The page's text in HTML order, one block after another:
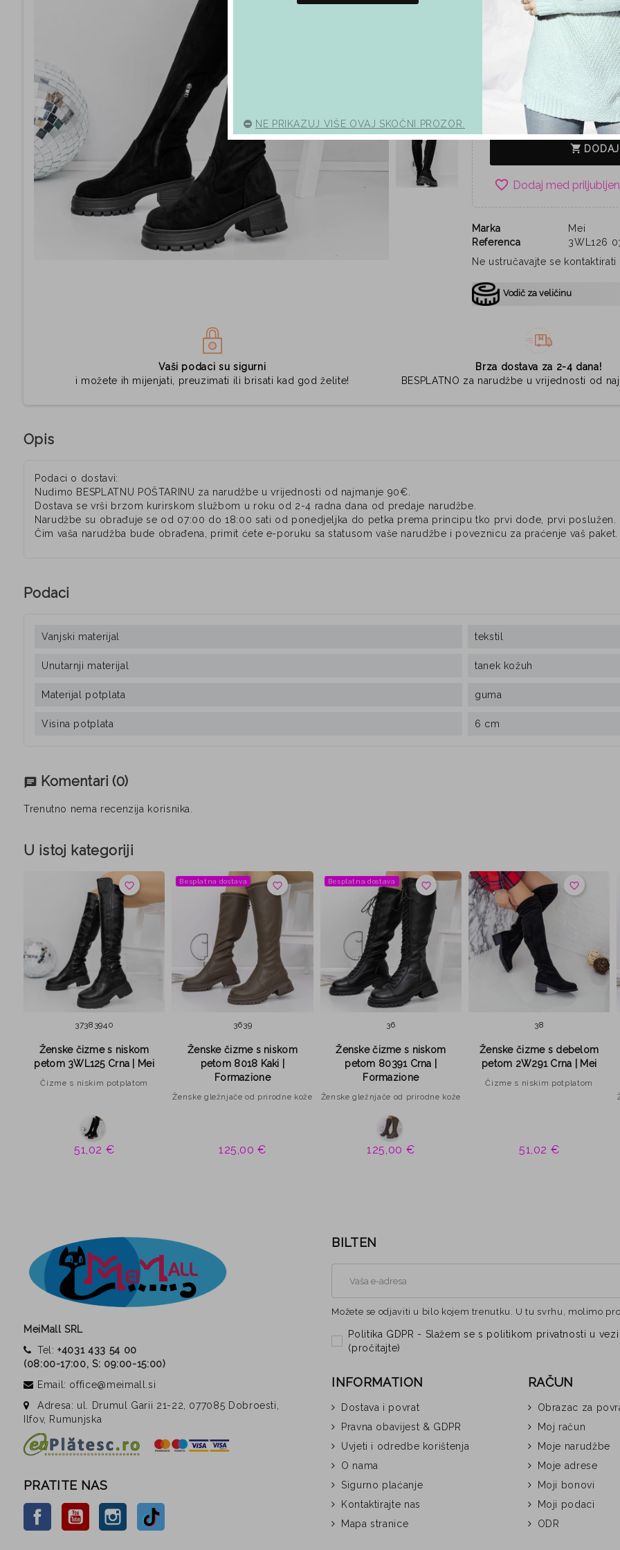
Crna
40
51,02 €
brza dostava
shopping_cart
favorite_border
Marka
Mei
Referenca
3WL126
Ne ustručavajte se kontaktirati
Vodič za veličinu
Vaši podaci su sigurni
i možete ih mijenjati, preuzimati ili brisati kad god želite!
Brza dostava za 2-4 dana!
BESPLATNO za narudžbe u vrijednosti od
Opis
Podaci o dostavi:
Nudimo BESPLATNU POŠTARINU za narudžbe u vrijednosti od najmanje 90€.
Dostava se vrši brzom kurirskom službom u roku od 2-4 radna dana od predaje narudžbe.
Narudžbe su obrađuje se od 07:00 do 18:00 sati od ponedjeljka do petka prema principu tko prvi dođe, prvi poslužen.
Čim vaša narudžba bude obrađena, primit ćete e-poruku sa statusom vaše narudžbe i poveznicu za praćenje vaš paket.
Podaci
Vanjski materijal tekstil
Unutarnji materijal tanek kožuh
Materijal potplata guma
Visina potplata 6 cm
chat Komentari (0)
Trenutno nema recenzija korisnika.
U istoj kategoriji
favorite_border
3738 3940
Ženske čizme s niskom
petom 3WL125 Crna | Mei
Čizme s niskim potplatom
51,02 €
favorite_border
Besplatna dostava
3639
Ženske čizme s niskom
petom 8018 Kaki |
Formazione
Ženske gležnjače od prirodne kože
125,00 €
favorite_border
Besplatna dostava
36
Ženske čizme s niskom
petom 80391 Crna |
Formazione
Ženske gležnjače od prirodne kože
125,00 €
favorite_border
38
Ženske čizme s debelom
petom 2W291 Crna | Mei
Čizme s niskim potplatom
51,02 €
MeiMall SRL
Tel:+4031 433 54 00
(08:00-17:00, S: 09:00-15:00)
Email: office@meimall.si
Adresa: ul. Drumul Garii 21-22, 077085 Dobroesti,
Ilfov, Rumunjska
PRATITE NAS
FacebookYouTube Instagram
BILTEN
Možete se odjaviti u bilo kojem trenutku. U tu svrhu, molimo
Politika GDPR - Slažem se s politikom privatnosti u
(pročitajte)
INFORMATION
Dostava i povrat
Pravna obavijest & GDPR
Uvjeti i odredbe korištenja
O nama
Sigurno plaćanje
Kontaktirajte nas
Mapa stranice
RAČUN
Obrazac za
Moj račun
Moje narudžbe
Moje adrese
Moji bonovi
Moji podaci
ODR
NE PRIKAZUJ VIŠE OVAJ SKOČNI PROZOR.